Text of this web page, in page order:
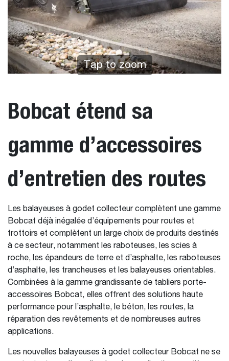
Tap to zoom
Bobcat étend sa
gamme d’accessoires
d’entretien des routes
Les balayeuses à godet collecteur complètent une gamme
Bobcat déjà inégalée d’équipements pour routes et
trottoirs et complètent un large choix de produits destinés
à ce secteur, notamment les raboteuses, les scies à
roche, les épandeurs de terre et d’asphalte, les raboteuses
d’asphalte, les trancheuses et les balayeuses orientables.
Combinées à la gamme grandissante de tabliers porte-
accessoires Bobcat, elles offrent des solutions haute
performance pour l’asphalte, le béton, les routes, la
réparation des revêtements et de nombreuses autres
applications.
Les nouvelles balayeuses à godet collecteur Bobcat ne se